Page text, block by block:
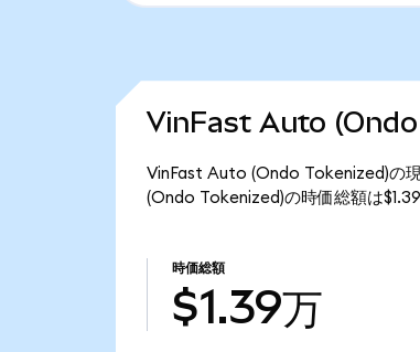
VinFast Auto (Ondo
VinFast Auto (Ondo Tokenized)の
(Ondo Tokenized)の時価総額は$1.39
時価総額
$1.39万